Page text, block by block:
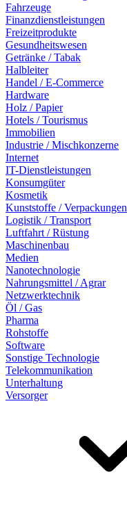
Fahrzeuge
Finanzdienstleistungen
Freizeitprodukte
Gesundheitswesen
Getränke / Tabak
Halbleiter
Handel / E-Commerce
Hardware
Holz / Papier
Hotels / Tourismus
Immobilien
Industrie / Mischkonzerne
Internet
IT-Dienstleistungen
Konsumgüter
Kosmetik
Kunststoffe / Verpackungen
Logistik / Transport
Luftfahrt / Rüstung
Maschinenbau
Medien
Nanotechnologie
Nahrungsmittel / Agrar
Netzwerktechnik
Öl / Gas
Pharma
Rohstoffe
Software
Sonstige Technologie
Telekommunikation
Unterhaltung
Versorger